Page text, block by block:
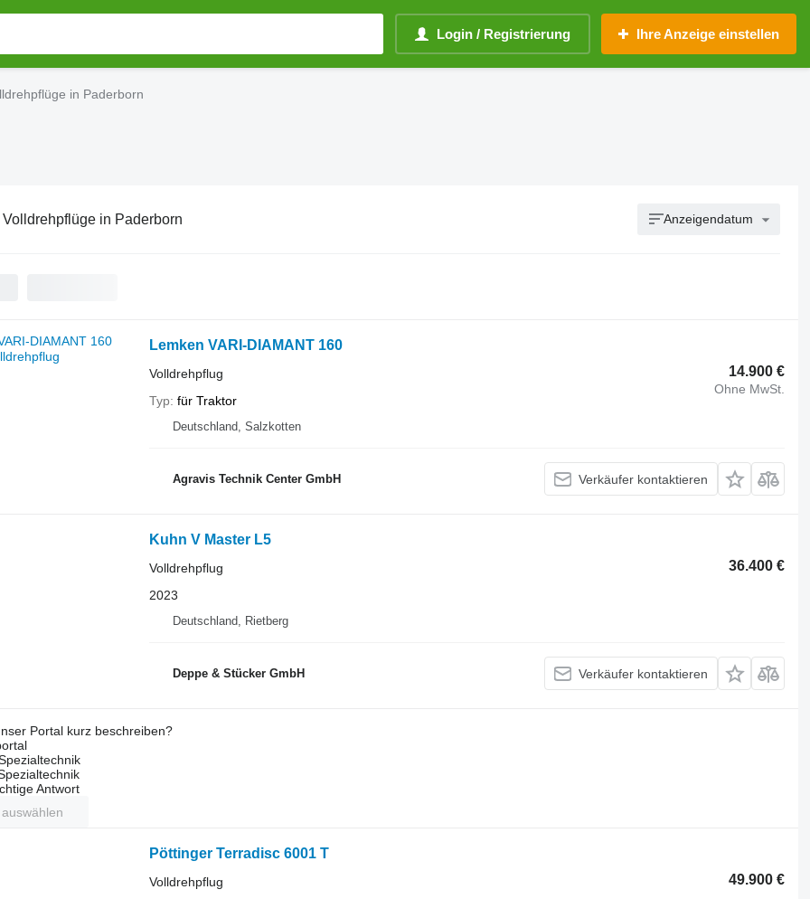
Login / Registrierung Ihre Anzeige einstellen
in Paderborn
Volldrehpflüge in Paderborn Anzeigendatum
Lemken VARI-DIAMANT 160
14.900 €
Ohne MwSt.
Volldrehpflug
Typ für Traktor
Deutschland, Salzkotten
Agravis Technik Center GmbH Verkäufer kontaktieren
Kuhn V Master L5
36.400 €
Volldrehpflug
2023
Deutschland, Rietberg
Deppe & Stücker GmbH Verkäufer kontaktieren
Portal kurz beschreiben?
Antwort
Pöttinger Terradisc 6001 T
49.900 €
Volldrehpflug